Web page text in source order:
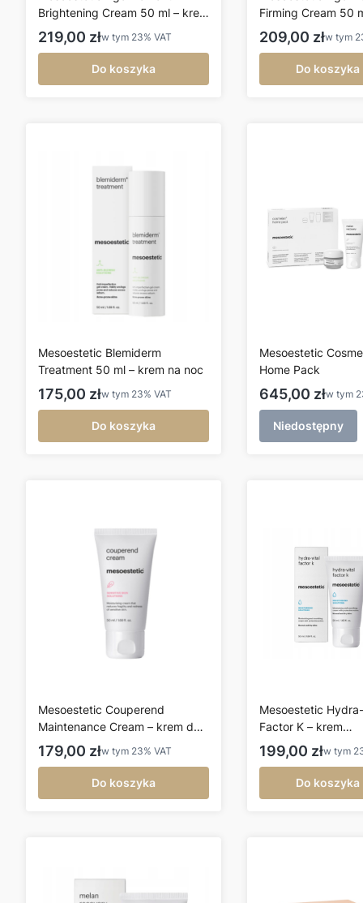
Brightening Cream 50 ml – krem
rozświetlający i wyrównujący
koloryt skóry
Cena brutto
219,00 złw tym 23% VAT
Do koszyka
Firming Cream 50
krem liftingujący
Cena brutto
209,00 złw tym
Do koszyka
Mesoestetic Blemiderm
Treatment 50 ml – krem na noc
Cena brutto
175,00 złw tym 23% VAT
Do koszyka
Mesoestetic
Home Pack
Cena brutto
645,00 złw tym
Niedostępny
Mesoestetic Couperend
Maintenance Cream – krem do
skóry wrażliwej i naczynkowej
50 ml
Cena brutto
179,00 złw tym 23% VAT
Do koszyka
Mesoestetic
Factor K – krem
regenerująco-
50 ml
Cena brutto
199,00 złw tym
Do koszyka